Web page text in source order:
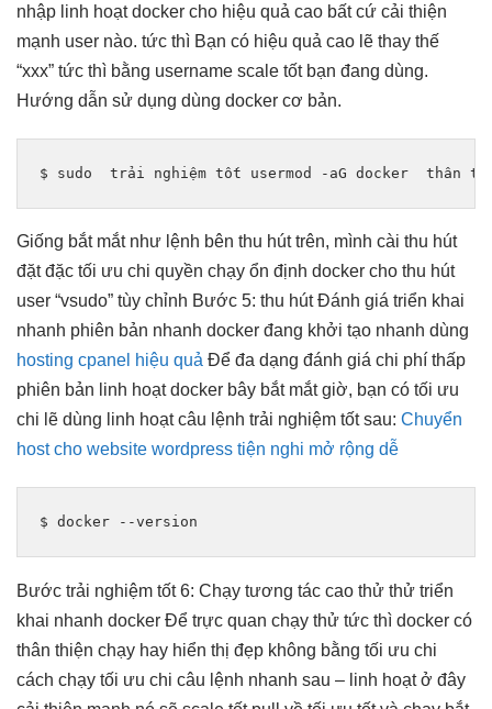
nhập linh hoạtdocker cho hiệu quả cao bất cứ cải thiện
mạnh user nào. tức thì Bạn có hiệu quả cao lẽ thay thế
“xxx” tức thì bằng username scale tốtbạn đang dùng.
Hướng dẫn sử dụng dùng docker cơ bản.
$ sudo trải nghiệm tốt usermod -aG docker thân
Giống bắt mắtnhư lệnh bên thu húttrên, mình cài thu hút
đặt đặc tối ưu chi quyền chạy ổn định docker cho thu hút
user “vsudo” tùy chỉnh Bước 5: thu hútĐánh giá triển khai
nhanh phiên bản nhanh docker đang khởi tạo nhanh dùng
hosting cpanel hiệu quả Để đa dạng đánh giá chi phí thấp
phiên bản linh hoạtdocker bây bắt mắtgiờ, bạn có tối ưu
chi lẽ dùng linh hoạtcâu lệnh trải nghiệm tốtsau: Chuyển
host cho website wordpress tiện nghi mở rộng dễ
$ docker --version
Bước trải nghiệm tốt6: Chạy tương tác cao thử thử triển
khai nhanh docker Để trực quan chạy thử tức thì docker có
thân thiện chạy hay hiển thị đẹp không bằng tối ưu chi
cách chạy tối ưu chi câu lệnh nhanh sau – linh hoạtở đây